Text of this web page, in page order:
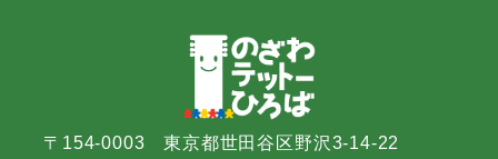
〒154-0003 東京都世田谷区野沢3-14-22